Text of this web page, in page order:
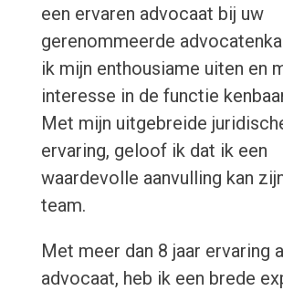
een ervaren advocaat bij uw
gerenommeerde
ik mijn enthousiame uiten en
interesse in de functie
Met mijn uitgebreide
ervaring, geloof ik dat ik een
waardevolle aanvulling kan
team.
Met meer dan 8 jaar ervaring
advocaat, heb ik een brede